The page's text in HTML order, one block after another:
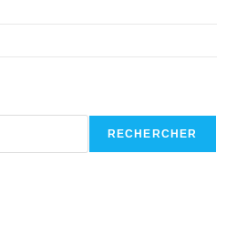
RECHERCHER